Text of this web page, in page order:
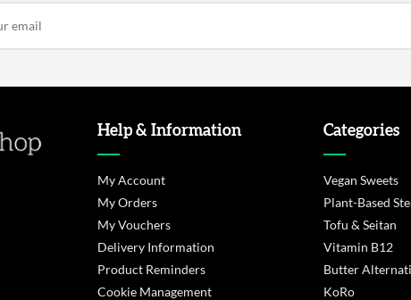
Help & Information
My Account
My Orders
My Vouchers
Delivery Information
Product Reminders
Cookie Management
Categories
Vegan Sweets
Plant-Based
Tofu & Seitan
Vitamin B12
Butter
KoRo